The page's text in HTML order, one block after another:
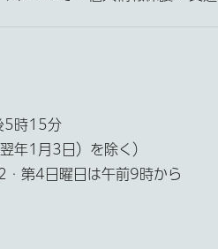
5時15分
年1月3日）を除く）
第4日曜日は午前9時から